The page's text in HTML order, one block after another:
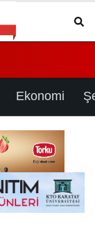
Ekonomi